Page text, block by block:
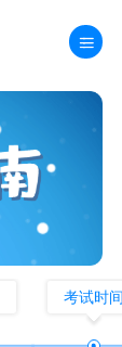
考试时